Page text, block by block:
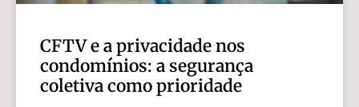
CFTV e a privacidade nos
condomínios: a segurança
coletiva como prioridade